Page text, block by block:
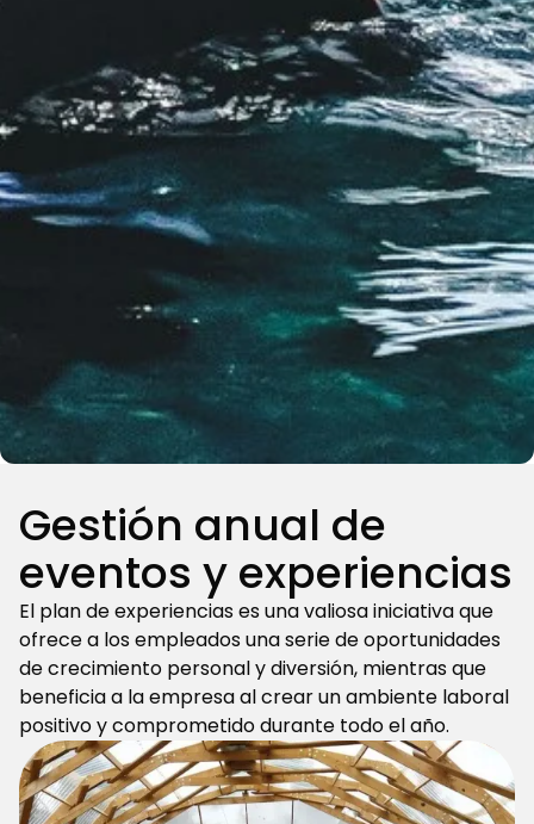
Gestión anual de
eventos y experiencias
El plan de experiencias es una valiosa iniciativa que
ofrece a los empleados una serie de oportunidades
de crecimiento personal y diversión, mientras que
beneficia a la empresa al crear un ambiente laboral
positivo y comprometido durante todo el año.